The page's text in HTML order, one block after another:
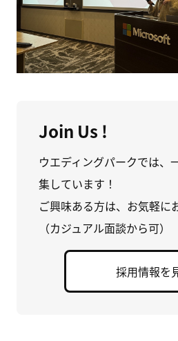
Join Us !
ウエディングパークでは、
集しています！
ご興味ある方は、お気軽に
（カジュアル面談から可）
採用情報を